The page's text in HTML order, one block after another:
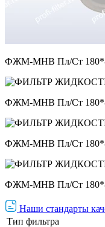
ФЖМ-МНВ Пл/Ст
ФЖМ-МНВ Пл/Ст
ФЖМ-МНВ Пл/Ст
ФЖМ-МНВ Пл/Ст
Наши стандарты
Тип фильтра